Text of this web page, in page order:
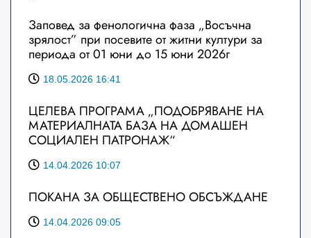
Заповед за фенологична фаза „Восъчна
зрялост” при посевите от житни култури за
периода от 01 юни до 15 юни 2026г
18.05.2026 16:41
ЦЕЛЕВА ПРОГРАМА „ПОДОБРЯВАНЕ НА
МАТЕРИАЛНАТА БАЗА НА ДОМАШЕН
СОЦИАЛЕН ПАТРОНАЖ“
14.04.2026 10:07
ПОКАНА ЗА ОБЩЕСТВЕНО ОБСЪЖДАНЕ
14.04.2026 09:05